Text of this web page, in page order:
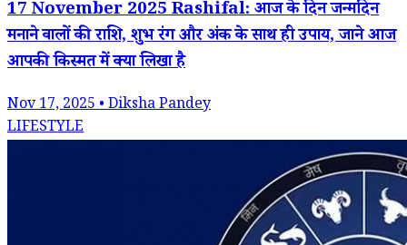
17 November 2025 Rashifal: आज के दिन जन्मदिन
मनाने वालों की राशि, शुभ रंग और अंक के साथ ही उपाय, जाने आज
आपकी किस्मत में क्या लिखा है
Nov 17, 2025 • Diksha Pandey
LIFESTYLE